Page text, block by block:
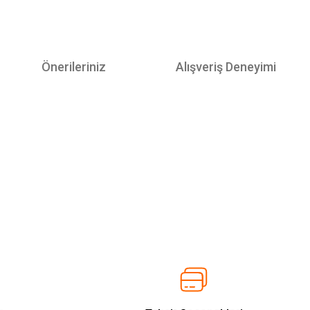
Önerileriniz Alışveriş Deneyimi